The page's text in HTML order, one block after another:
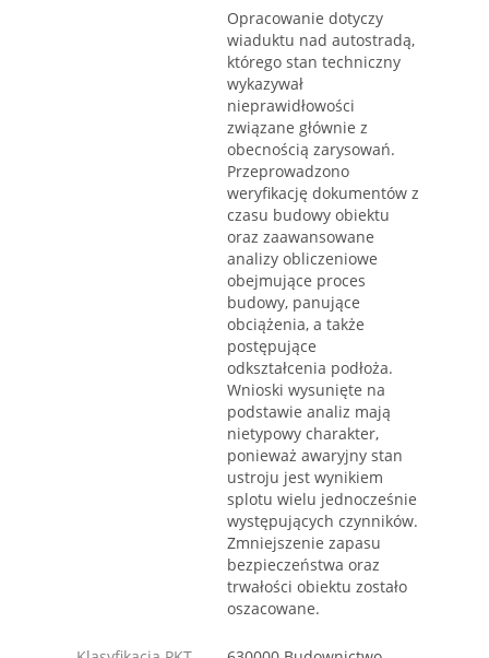
Opracowanie dotyczy
wiaduktu nad autostradą,
którego stan techniczny
wykazywał
nieprawidłowości
związane głównie z
obecnością zarysowań.
Przeprowadzono
weryfikację dokumentów z
czasu budowy obiektu
oraz zaawansowane
analizy obliczeniowe
obejmujące proces
budowy, panujące
obciążenia, a także
postępujące
odkształcenia podłoża.
Wnioski wysunięte na
podstawie analiz mają
nietypowy charakter,
ponieważ awaryjny stan
ustroju jest wynikiem
splotu wielu jednocześnie
występujących czynników.
Zmniejszenie zapasu
bezpieczeństwa oraz
trwałości obiektu zostało
oszacowane.